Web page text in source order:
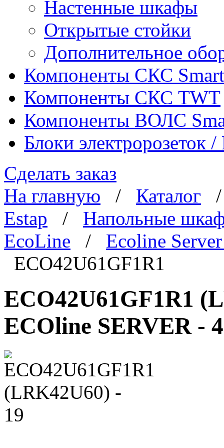
Настенные шкафы
Открытые стойки
Дополнительное
Компоненты СКС
Компоненты СКС TWT
Компоненты ВОЛС
Блоки электророзеток
Сделать заказ
На главную / Каталог
Estap / Напольные
EcoLine / Ecoline
ECO42U61GF1R1
ECO42U61GF1R1
ECOline SERVER -